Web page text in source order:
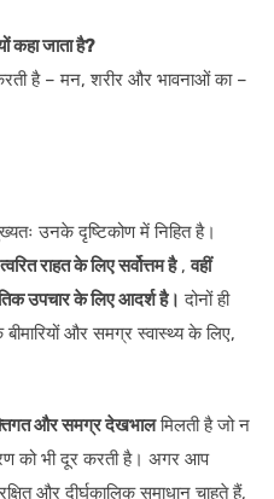
कहा जाता है?
है – मन, शरीर और भावनाओं का –
उनके दृष्टिकोण में निहित है।
राहत के लिए सर्वोत्तम है,वहीं
उपचार के लिए आदर्श है। दोनों ही
बीमारियों और समग्र स्वास्थ्य के लिए,
और समग्र देखभालमिलती है जो न
को भी दूर करती है। अगर आप
और दीर्घकालिक समाधान चाहते हैं,